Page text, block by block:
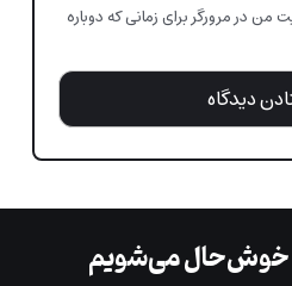
در مرورگر برای زمانی که دوباره
خوش‌حال می‌شویم